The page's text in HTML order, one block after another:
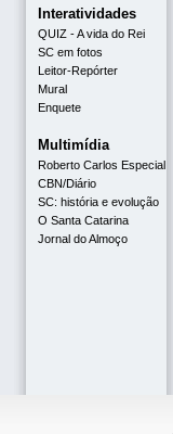
Interatividades
QUIZ - A vida do Rei
SC em fotos
Leitor-Repórter
Mural
Enquete
Multimídia
Roberto Carlos Especial
CBN/Diário
SC: história e evolução
O Santa Catarina
Jornal do Almoço